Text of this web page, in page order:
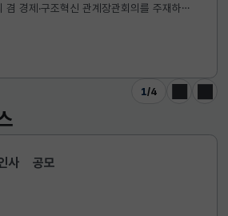
겸 경제·구조혁신 관계장관회의를 주재하였
1/4
이전 다음
사 공모